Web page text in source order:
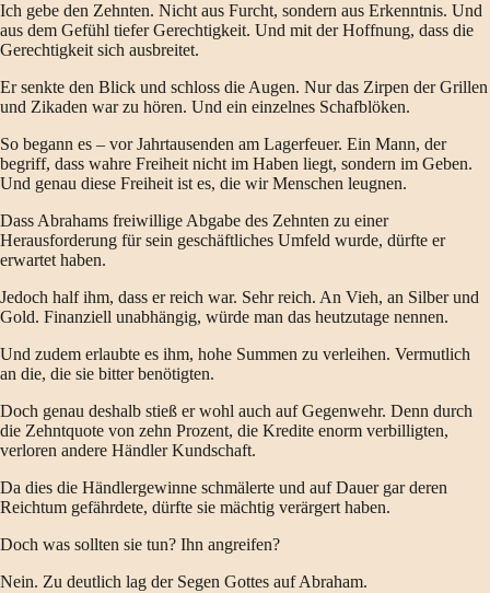
Ich gebe den Zehnten. Nicht aus Furcht, sondern aus Erkenntnis. Und
aus dem Gefühl tiefer Gerechtigkeit. Und mit der Hoffnung, dass die
Gerechtigkeit sich ausbreitet.
Er senkte den Blick und schloss die Augen. Nur das Zirpen der Grillen
und Zikaden war zu hören. Und ein einzelnes Schafblöken.
So begann es – vor Jahrtausenden am Lagerfeuer. Ein Mann, der
begriff, dass wahre Freiheit nicht im Haben liegt, sondern im Geben.
Und genau diese Freiheit ist es, die wir Menschen leugnen.
Dass Abrahams freiwillige Abgabe des Zehnten zu einer
Herausforderung für sein geschäftliches Umfeld wurde, dürfte er
erwartet haben.
Jedoch half ihm, dass er reich war. Sehr reich. An Vieh, an Silber und
Gold. Finanziell unabhängig, würde man das heutzutage nennen.
Und zudem erlaubte es ihm, hohe Summen zu verleihen. Vermutlich
an die, die sie bitter benötigten.
Doch genau deshalb stieß er wohl auch auf Gegenwehr. Denn durch
die Zehntquote von zehn Prozent, die Kredite enorm verbilligten,
verloren andere Händler Kundschaft.
Da dies die Händlergewinne schmälerte und auf Dauer gar deren
Reichtum gefährdete, dürfte sie mächtig verärgert haben.
Doch was sollten sie tun? Ihn angreifen?
Nein. Zu deutlich lag der Segen Gottes auf Abraham.